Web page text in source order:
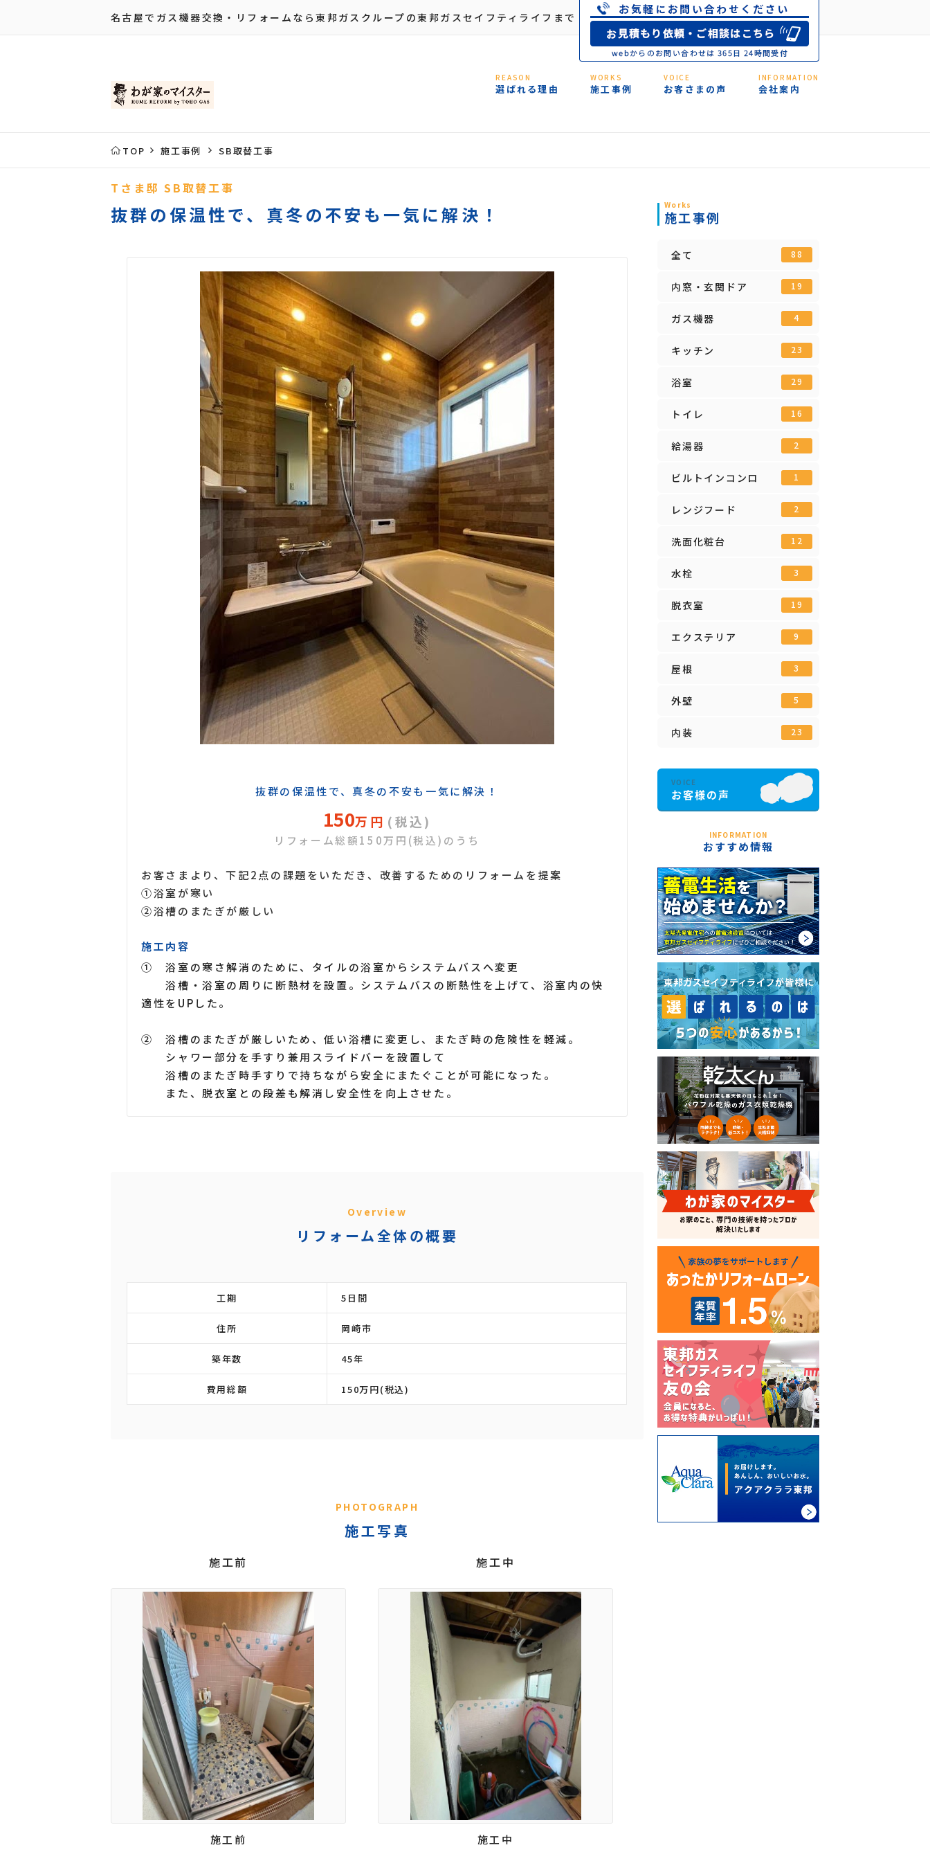
名古屋でガス機器交換・リフォームなら東邦ガスクループの東邦ガスセイフティライフまで
REASON
選ばれる理由
WORKS
施工事例
VOICE
お客さまの声
INFORMATION
会社案内
TOP 施工事例 SB取替工事
Tさま邸 SB取替工事
抜群の保温性で、真冬の不安も一気に解決！
抜群の保温性で、真冬の不安も一気に解決！
150万円 (税込)
リフォーム総額150万円(税込)のうち
お客さまより、下記2点の課題をいただき、改善するためのリフォームを提案
①浴室が寒い
②浴槽のまたぎが厳しい
施工内容
① 浴室の寒さ解消のために、タイルの浴室からシステムバスへ変更
浴槽・浴室の周りに断熱材を設置。システムバスの断熱性を上げて、浴室内の快
適性をUPした。
② 浴槽のまたぎが厳しいため、低い浴槽に変更し、またぎ時の危険性を軽減。
シャワー部分を手すり兼用スライドバーを設置して
浴槽のまたぎ時手すりで持ちながら安全にまたぐことが可能になった。
また、脱衣室との段差も解消し安全性を向上させた。
Overview
リフォーム全体の概要
工期 5日間
住所 岡崎市
築年数 45年
費用総額 150万円(税込)
PHOTOGRAPH
施工写真
施工前
施工前
施工中
施工中
Works
施工事例
全て 88
内窓・玄関ドア 19
ガス機器 4
キッチン 23
浴室 29
トイレ 16
給湯器 2
ビルトインコンロ 1
レンジフード 2
洗面化粧台 12
水栓 3
脱衣室 19
エクステリア 9
屋根 3
外壁 5
内装 23
INFORMATION
おすすめ情報